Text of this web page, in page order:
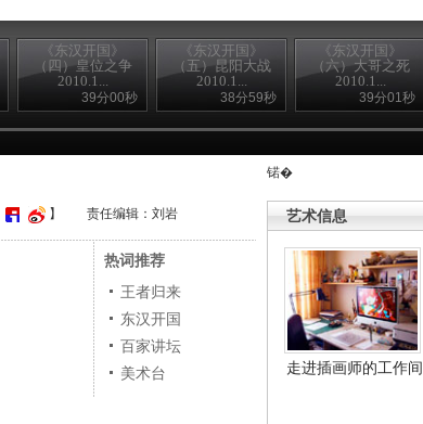
《东汉开国》
（四）皇位之争
2010.1...
39分00秒
《东汉开国》
（五）昆阳大战
2010.1...
38分59秒
《东汉开国》
（六）大哥之死
2010.1...
39分01秒
锘�
艺术信息
走进插画师的工作间
】 责任编辑：刘岩
热词推荐
王者归来
东汉开国
百家讲坛
美术台